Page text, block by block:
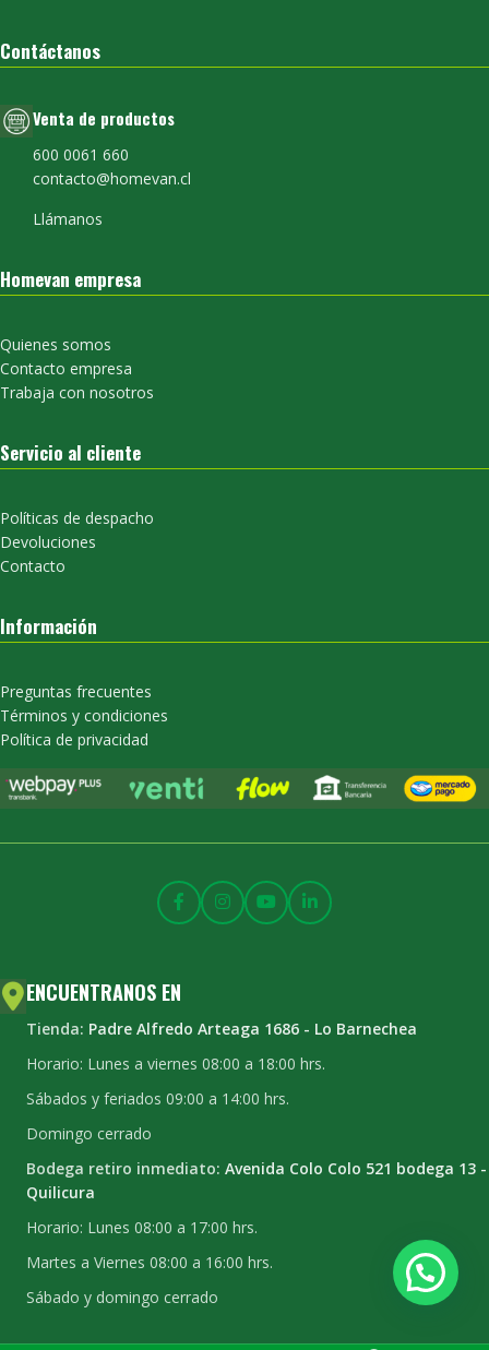
Contáctanos
Venta de productos
600 0061 660
contacto@homevan.cl
Llámanos
Homevan empresa
Quienes somos
Contacto empresa
Trabaja con nosotros
Servicio al cliente
Políticas de despacho
Devoluciones
Contacto
Información
Preguntas frecuentes
Términos y condiciones
Política de privacidad
ENCUENTRANOS EN
Tienda: Padre Alfredo Arteaga 1686 - Lo Barnechea
Horario: Lunes a viernes 08:00 a 18:00 hrs.
Sábados y feriados 09:00 a 14:00 hrs.
Domingo cerrado
Bodega retiro inmediato: Avenida Colo Colo 521 bodega 13 -
Quilicura
Horario: Lunes 08:00 a 17:00 hrs.
Martes a Viernes 08:00 a 16:00 hrs.
Sábado y domingo cerrado